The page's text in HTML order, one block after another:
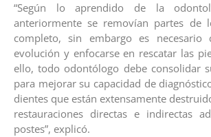
“Según lo aprendido de la
anteriormente se removían partes de
completo, sin embargo es necesario
evolución y enfocarse en rescatar las
ello, todo odontólogo debe consolidar
para mejorar su capacidad de
dientes que están extensamente
restauraciones directas e indirectas
postes”, explicó.